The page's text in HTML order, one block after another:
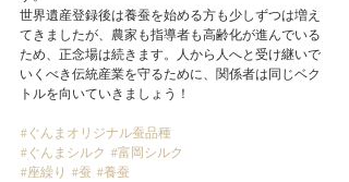
世界遺産登録後は養蚕を始める方も少しずつは増え
てきましたが、農家も指導者も高齢化が進んでいる
ため、正念場は続きます。人から人へと受け継いで
いくべき伝統産業を守るために、関係者は同じベク
トルを向いていきましょう！
#ぐんまオリジナル蚕品種
#ぐんまシルク #富岡シルク
#座繰り #蚕 #養蚕